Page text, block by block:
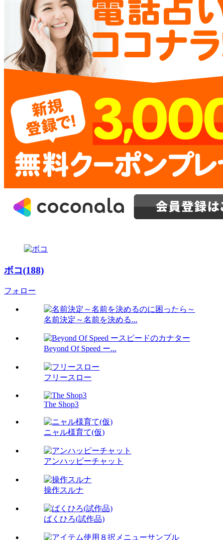
ボコ(188)
フォロー
名前決定～名前を決める...
Beyond Of Speed ー...
フリースロー
The Shop3
ニャル様育て(仮)
アンハッピーチャット
操作スルナ
ばくひろ(試作品)